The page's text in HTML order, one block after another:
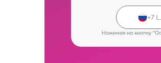
Нажимая на кнопку